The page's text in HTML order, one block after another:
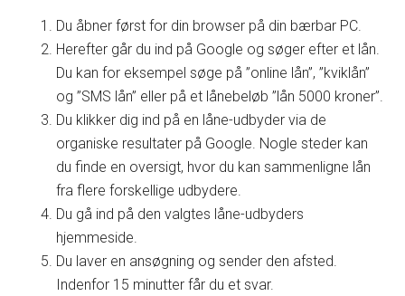
Du åbner først for din browser på din bærbar PC.
Herefter går du ind på Google og søger efter et lån.
Du kan for eksempel søge på ”online lån”, ”kviklån”
og ”SMS lån” eller på et lånebeløb ”lån 5000 kroner”.
Du klikker dig ind på en låne-udbyder via de
organiske resultater på Google. Nogle steder kan
du finde en oversigt, hvor du kan sammenligne lån
fra flere forskellige udbydere.
Du gå ind på den valgtes låne-udbyders
hjemmeside.
Du laver en ansøgning og sender den afsted.
Indenfor 15 minutter får du et svar.